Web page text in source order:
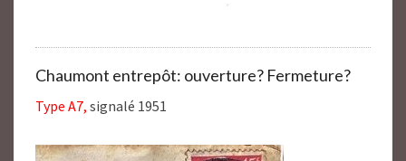
Chaumont entrepôt: ouverture? Fermeture?
Type A7, signalé 1951